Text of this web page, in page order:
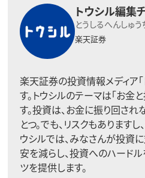
トウシル編集
とうしるへんしゅう
楽天証券
楽天証券の投資情報メディア
す。トウシルのテーマは「お金
す。投資は、お金に振り回さ
とつ。でも、リスクもありますし
ウシルでは、みなさんが投資
安を減らし、投資へのハード
ツを提供します。